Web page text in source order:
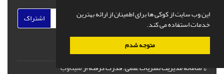
این وب سایت از کوکی ها برای اطمینان از ارائه بهترین
خدمات استفاده می کند.
متوجه شدم
اشتراک
© سامانه مدیریت نشریات علمی.قدرت گرفته ازسیناوب